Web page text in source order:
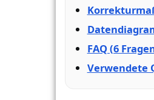
FAQ (6
Verwendete